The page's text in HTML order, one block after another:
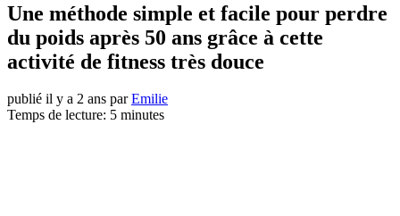
Une méthode simple et facile pour perdre
du poids après 50 ans grâce à cette
activité de fitness très douce
publié il y a 2 ans parEmilie
Temps de lecture: 5 minutes